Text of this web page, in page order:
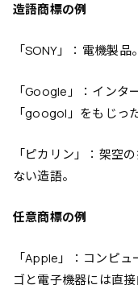
造語商標の例
「SONY」：電機製
「Google」：インタ
「googol」をもじっ
「ピカリン」：架空
ない造語。
任意商標の例
「Apple」：コンピ
ゴと電子機器には直接